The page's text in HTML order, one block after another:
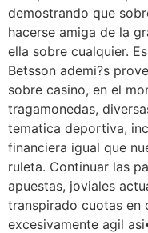
demostrando que
hacerse amiga de la
ella sobre cualquier.
Betsson ademi?s
sobre casino, en el
tragamonedas,
tematica deportiva,
financiera igual que
ruleta. Continuar las
apuestas, joviales
transpirado cuotas en
excesivamente agil